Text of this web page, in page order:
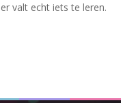
valt echt iets te leren.